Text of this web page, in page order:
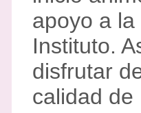
apoyo a
Instituto.
disfrutar
calidad